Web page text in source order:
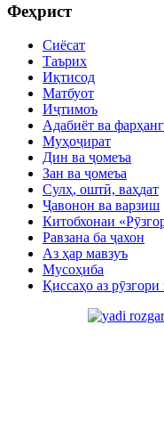
Феҳрист
Сиёсат
Таърих
Иқтисод
Матбуот
Иҷтимоъ
Адабиёт ва фарҳанг
Муҳоҷират
Дин ва ҷомеъа
Зан ва ҷомеъа
Сулҳ, оштӣ, ваҳдат
Ҷавонон ва варзиш
Китобхонаи
Равзана ба ҷахон
Аз ҳар мавзуъ
Мусоҳиба
Қиссаҳо аз рӯзгори